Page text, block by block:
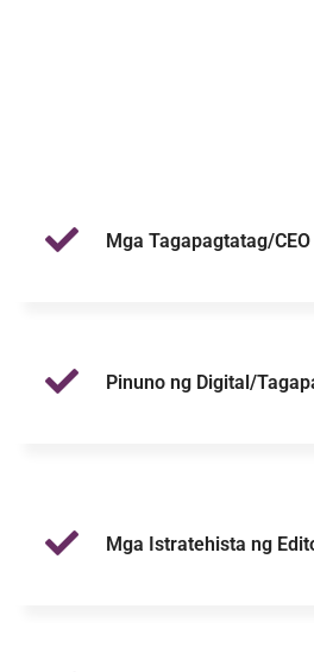
Mga Tagapagtatag/CEO
Pinuno ng Digital/
Mga Istratehista ng